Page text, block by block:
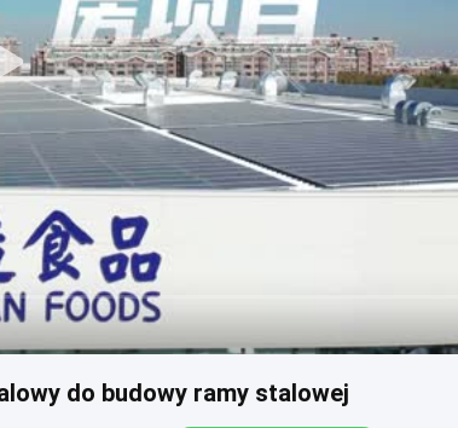
do budowy ramy stalowej